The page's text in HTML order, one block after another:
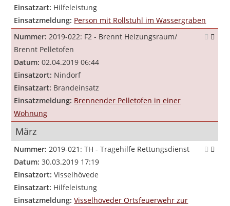
Einsatzart: Hilfeleistung
Einsatzmeldung: Person mit Rollstuhl im Wassergraben
Nummer: 2019-022: F2 - Brennt Heizungsraum/
Brennt Pelletofen
Datum: 02.04.2019 06:44
Einsatzort: Nindorf
Einsatzart: Brandeinsatz
Einsatzmeldung: Brennender Pelletofen in einer
Wohnung
März
Nummer: 2019-021: TH - Tragehilfe Rettungsdienst
Datum: 30.03.2019 17:19
Einsatzort: Visselhövede
Einsatzart: Hilfeleistung
Einsatzmeldung: Visselhöveder Ortsfeuerwehr zur